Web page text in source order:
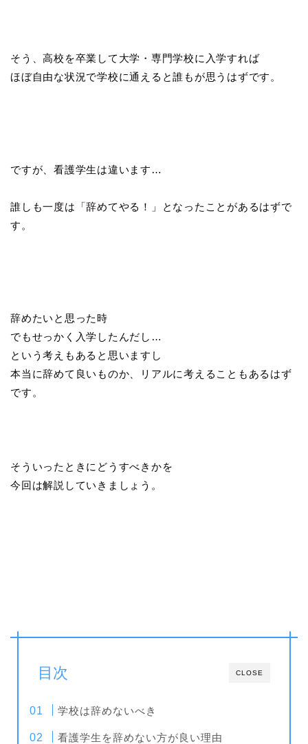
そう、高校を卒業して大学・専門学校に入学すれば
ほぼ自由な状況で学校に通えると誰もが思うはずです。
ですが、看護学生は違います…
誰しも一度は「辞めてやる！」となったことがあるはずで
す。
辞めたいと思った時
でもせっかく入学したんだし…
という考えもあると思いますし
本当に辞めて良いものか、リアルに考えることもあるはず
です。
そういったときにどうすべきかを
今回は解説していきましょう。
CLOSE
目次
学校は辞めないべき
看護学生を辞めない方が良い理由